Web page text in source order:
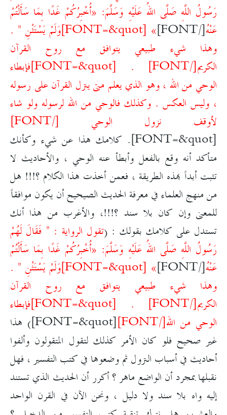
رَسُولُ اللَّهِ صَلَّى اللهُ عَلَيْهِ وَسَلَّمَ: «أُخْبِرُكُمْ غَدًا بِمَا سَأَلْتُمْ
عَنْهُ[/FONT]
»
[FONT=&quot]وَلَمْ يَسْتَثْنِ " .
وهذا شيء طبيعي يتوافق مع روح القرآن
الكريم[/FONT]
.
[FONT=&quot]فإبطاء
الوحي من الله ، وهو الذي يعلم متى ينزل القرآن على رسوله
، وليس العكس . وكذلك فالوحي من الله لرسوله ولو شاء
لأوقف نزول الوحي [/FONT]
[FONT=&quot]. كلامك هذا عن شيء وكأنك
متأكد أنه وقع بالفعل وأبطأ عنه الوحي ، والأحاديث لا
تثبت أبداً بهذه الطريقة ، فعمن أخذت هذا الكلام ؟!!! هل
من منهج العلماء في معرفة الحديث الصيحيح أن يكون موافقاً
للمعنى وإن كان بلا سند ؟!!!، والأغرب من هذا أنك
تستدل على كلامك بقولك : (تقول الرواية : " فَقَالَ لَهُمْ
رَسُولُ اللَّهِ صَلَّى اللهُ عَلَيْهِ وَسَلَّمَ: «أُخْبِرُكُمْ غَدًا بِمَا سَأَلْتُمْ
عَنْهُ[/FONT]
»
[FONT=&quot]وَلَمْ يَسْتَثْنِ " .
وهذا شيء طبيعي يتوافق مع روح القرآن
الكريم[/FONT]
.
[FONT=&quot]فإبطاء
الوحي من الله[/FONT]
[FONT=&quot]) هذا
غير صحيح فلو كان الأمر كذلك لتقول المتقولون وألفوا
أحاديث في أسباب النزول ثم وضعوها في كتب التفسير ، فهل
نقبلها بمجرد أن الواضع ماهر ؟ أكرر أن الحديث الذي تستند
إليه واه بلا سند ولا دليل ، ونحن الآن في القرن الواحد